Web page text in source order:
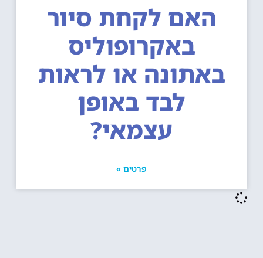
האם לקחת סיור
באקרופוליס
באתונה או לראות
לבד באופן
עצמאי?